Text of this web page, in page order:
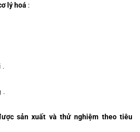
lý hoá :
.
.
sản xuất và thử nghiệm theo tiêu